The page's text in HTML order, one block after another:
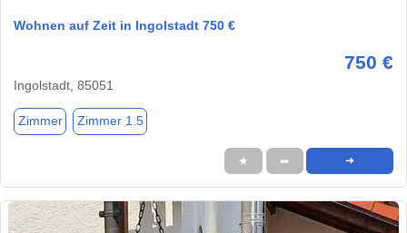
Wohnen auf Zeit in Ingolstadt 750 €
750 €
Ingolstadt, 85051
Zimmer Zimmer 1.5
★ ➦ ➜